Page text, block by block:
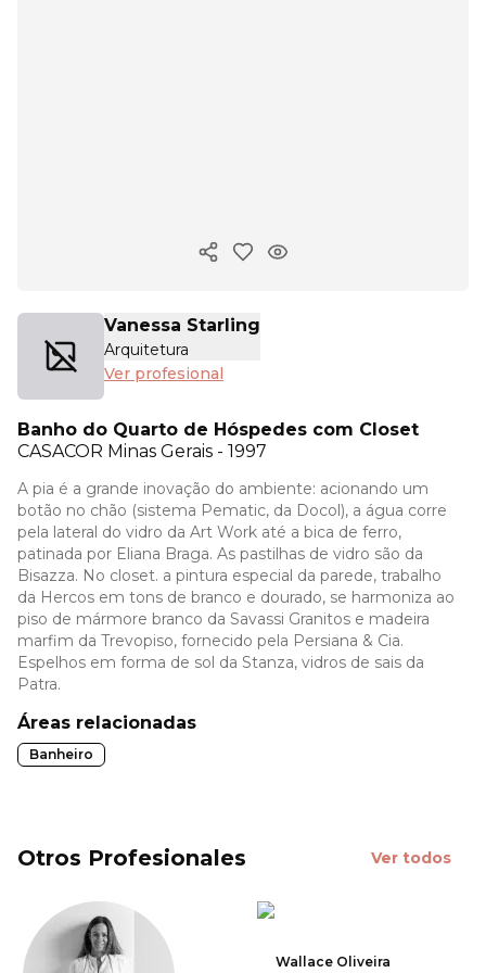
Copiar enlace
Vanessa Starling
Arquitetura
Ver profesional
Banho do Quarto de Hóspedes com Closet
CASACOR Minas Gerais - 1997
A pia é a grande inovação do ambiente: acionando um
botão no chão (sistema Pematic, da Docol), a água corre
pela lateral do vidro da Art Work até a bica de ferro,
patinada por Eliana Braga. As pastilhas de vidro são da
Bisazza. No closet. a pintura especial da parede, trabalho
da Hercos em tons de branco e dourado, se harmoniza ao
piso de mármore branco da Savassi Granitos e madeira
marfim da Trevopiso, fornecido pela Persiana & Cia.
Espelhos em forma de sol da Stanza, vidros de sais da
Patra.
Áreas relacionadas
Banheiro
Otros Profesionales Ver todos
Wallace Oliveira